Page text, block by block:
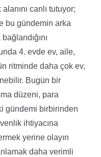
canlı tutuyor;
bu gündemin arka
4. evde ev, aile,
ritminde daha çok ev,
Bugün bir
düzeni, para
gündemi birbirinden
ihtiyacına
yerine olayın
daha verimli